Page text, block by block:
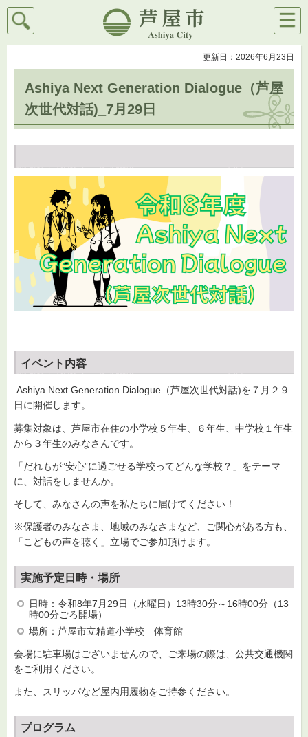
芦屋市
検索
メニ
ュー
更新日：2026年6月23日
Ashiya Next Generation Dialogue（芦屋
次世代対話)_7月29日
イベント内容
Ashiya Next Generation Dialogue（芦屋次世代対話)を７月２９
日に開催します。
募集対象は、芦屋市在住の小学校５年生、６年生、中学校１年生
から３年生のみなさんです。
「だれもが”安心”に過ごせる学校ってどんな学校？」をテーマ
に、対話をしませんか。
そして、みなさんの声を私たちに届けてください！
※保護者のみなさま、地域のみなさまなど、ご関心がある方も、
「こどもの声を聴く」立場でご参加頂けます。
実施予定日時・場所
日時：令和8年7月29日（水曜日）13時30分～16時00分（13
時00分ごろ開場）
場所：芦屋市立精道小学校 体育館
会場に駐車場はございませんので、ご来場の際は、公共交通機関
をご利用ください。
また、スリッパなど屋内用履物をご持参ください。
プログラム